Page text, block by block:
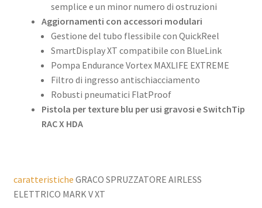
semplice e un minor numero di ostruzioni
Aggiornamenti con accessori modulari
Gestione del tubo flessibile con QuickReel
SmartDisplay XT compatibile con BlueLink
Pompa Endurance Vortex MAXLIFE EXTREME
Filtro di ingresso antischiacciamento
Robusti pneumatici FlatProof
Pistola per texture blu per usi gravosi e SwitchTip
RAC X HDA
caratteristiche GRACO SPRUZZATORE AIRLESS
ELETTRICO MARK V XT